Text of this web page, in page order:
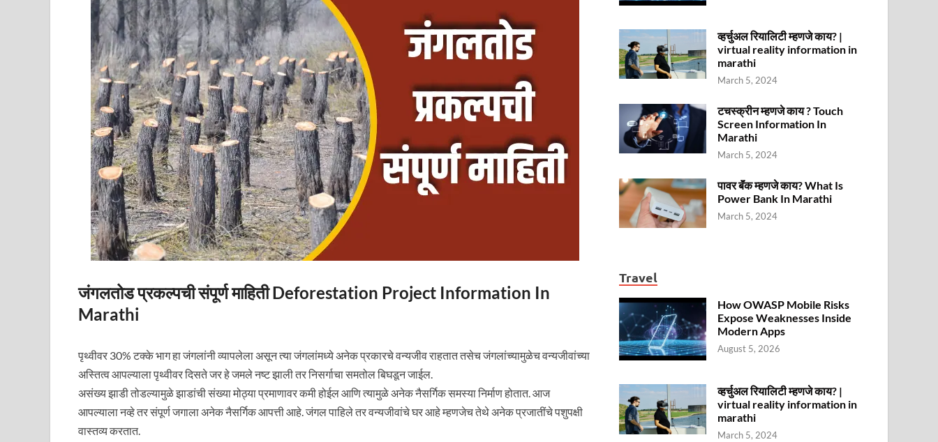
जंगलतोड प्रकल्पची संपूर्ण माहिती Deforestation Project Information In
Marathi
पृथ्वीवर 30% टक्के भाग हा जंगलांनी व्यापलेला असून त्या जंगलांमध्ये अनेक प्रकारचे वन्यजीव राहतात तसेच जंगलांच्यामुळेच वन्यजीवांच्या
अस्तित्व आपल्याला पृथ्वीवर दिसते जर हे जमले नष्ट झाली तर निसर्गाचा समतोल बिघडून जाईल.
असंख्य झाडी तोडल्यामुळे झाडांची संख्या मोठ्या प्रमाणावर कमी होईल आणि त्यामुळे अनेक नैसर्गिक समस्या निर्माण होतात. आज
आपल्याला नव्हे तर संपूर्ण जगाला अनेक नैसर्गिक आपत्ती आहे. जंगल पाहिले तर वन्यजीवांचे घर आहे म्हणजेच तेथे अनेक प्रजातींचे पशुपक्षी
वास्तव्य करतात.
व्हर्चुअल रियालिटी म्हणजे काय? |
virtual reality information in
marathi
March 5, 2024
टचस्क्रीन म्हणजे काय ? Touch
Screen Information In
Marathi
March 5, 2024
पावर बॅंक म्हणजे काय? What Is
Power Bank In Marathi
March 5, 2024
Travel
How OWASP Mobile Risks
Expose Weaknesses Inside
Modern Apps
August 5, 2026
व्हर्चुअल रियालिटी म्हणजे काय? |
virtual reality information in
marathi
March 5, 2024